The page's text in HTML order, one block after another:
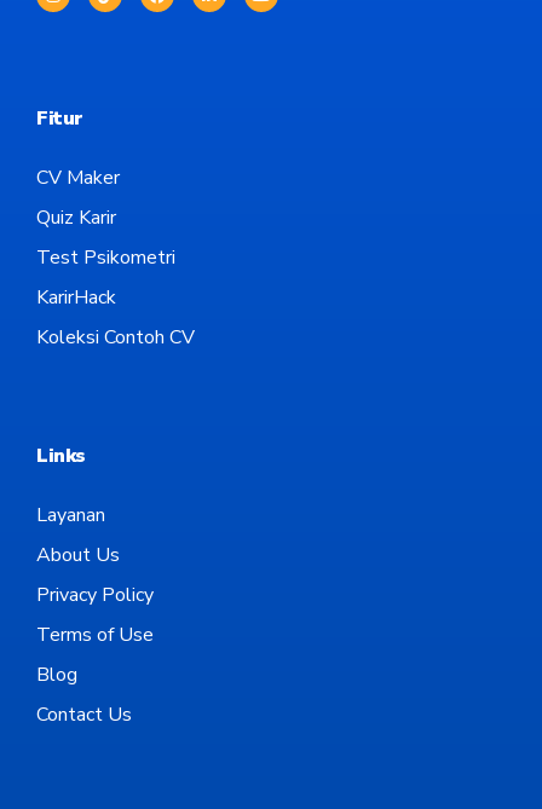
Fitur
CV Maker
Quiz Karir
Test Psikometri
KarirHack
Koleksi Contoh CV
Links
Layanan
About Us
Privacy Policy
Terms of Use
Blog
Contact Us